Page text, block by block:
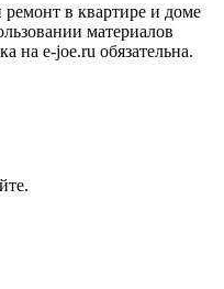
в квартире и доме
материалов
на e-joe.ru обязательна.